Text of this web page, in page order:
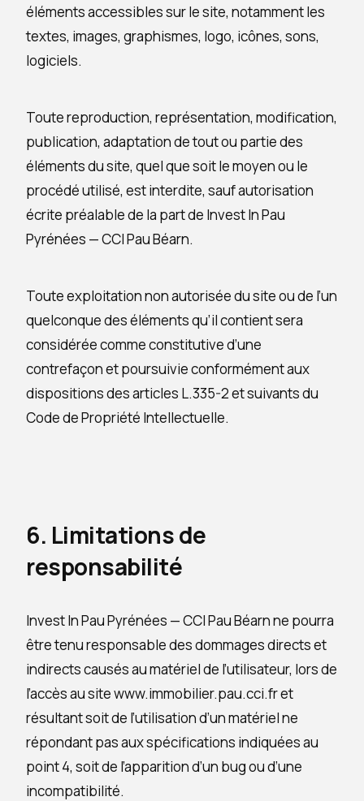
éléments accessibles sur le site, notamment les
textes, images, graphismes, logo, icônes, sons,
logiciels.
Toute reproduction, représentation, modification,
publication, adaptation de tout ou partie des
éléments du site, quel que soit le moyen ou le
procédé utilisé, est interdite, sauf autorisation
écrite préalable de la part de Invest In Pau
Pyrénées — CCI Pau Béarn.
Toute exploitation non autorisée du site ou de l’un
quelconque des éléments qu’il contient sera
considérée comme constitutive d’une
contrefaçon et poursuivie conformément aux
dispositions des articles L.335-2 et suivants du
Code de Propriété Intellectuelle.
6. Limitations de
responsabilité
Invest In Pau Pyrénées — CCI Pau Béarn ne pourra
être tenu responsable des dommages directs et
indirects causés au matériel de l’utilisateur, lors de
l’accès au site www.immobilier.pau.cci.fr et
résultant soit de l’utilisation d’un matériel ne
répondant pas aux spécifications indiquées au
point 4, soit de l’apparition d’un bug ou d’une
incompatibilité.